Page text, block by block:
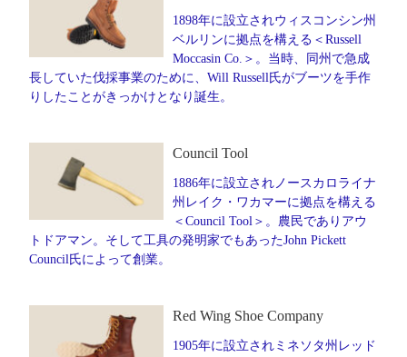
1898年に設立されウィスコンシン州
ベルリンに拠点を構える＜Russell
Moccasin Co.＞。当時、同州で急成
長していた伐採事業のために、Will Russell氏がブーツを手作
りしたことがきっかけとなり誕生。
Council Tool
1886年に設立されノースカロライナ
州レイク・ワカマーに拠点を構える
＜Council Tool＞。農民でありアウ
トドアマン。そして工具の発明家でもあったJohn Pickett
Council氏によって創業。
Red Wing Shoe Company
1905年に設立されミネソタ州レッド